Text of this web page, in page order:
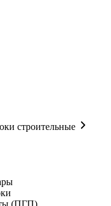
строительные